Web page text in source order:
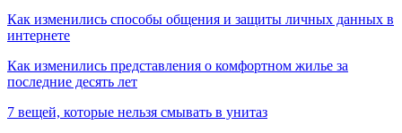
Как изменились способы общения и защиты личных данных в
интернете
Как изменились представления о комфортном жилье за
последние десять лет
7 вещей, которые нельзя смывать в унитаз